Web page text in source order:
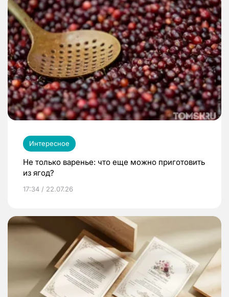
Интересное
Не только варенье: что еще можно приготовить
из ягод?
17:34 / 22.07.26